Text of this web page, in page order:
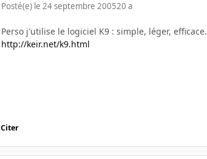
Posté(e) le 24 septembre 200520 a
Perso j'utilise le logiciel K9 : simple, léger, efficace.
http://keir.net/k9.html
Citer